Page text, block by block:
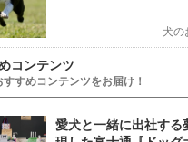
犬の
コンテンツ
すめコンテンツをお届け！
愛犬と一緒に出社する